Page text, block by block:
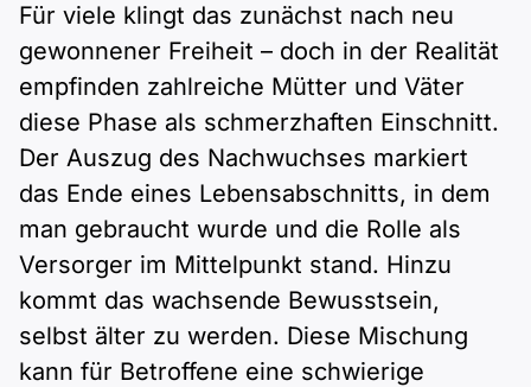
Für viele klingt das zunächst nach neu
gewonnener Freiheit – doch in der Realität
empfinden zahlreiche Mütter und Väter
diese Phase als schmerzhaften Einschnitt.
Der Auszug des Nachwuchses markiert
das Ende eines Lebensabschnitts, in dem
man gebraucht wurde und die Rolle als
Versorger im Mittelpunkt stand. Hinzu
kommt das wachsende Bewusstsein,
selbst älter zu werden. Diese Mischung
kann für Betroffene eine schwierige